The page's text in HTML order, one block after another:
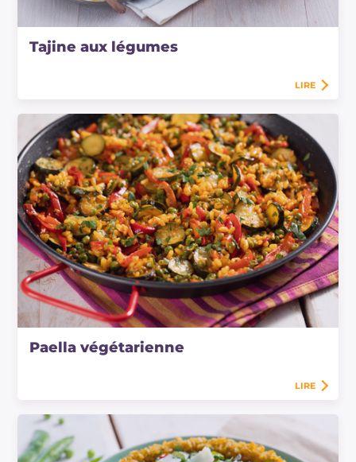
Tajine aux légumes
LIRE
Paella végétarienne
LIRE